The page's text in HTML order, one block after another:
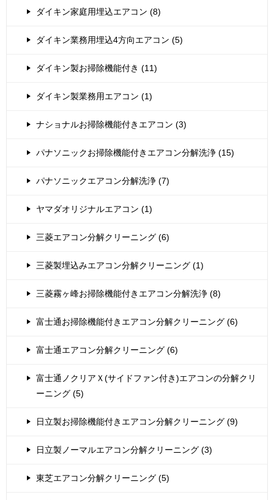
ダイキン家庭用埋込エアコン (8)
ダイキン業務用埋込4方向エアコン (5)
ダイキン製お掃除機能付き (11)
ダイキン製業務用エアコン (1)
ナショナルお掃除機能付きエアコン (3)
パナソニックお掃除機能付きエアコン分解洗浄 (15)
パナソニックエアコン分解洗浄 (7)
ヤマダオリジナルエアコン (1)
三菱エアコン分解クリーニング (6)
三菱製埋込みエアコン分解クリーニング (1)
三菱霧ヶ峰お掃除機能付きエアコン分解洗浄 (8)
富士通お掃除機能付きエアコン分解クリーニング (6)
富士通エアコン分解クリーニング (6)
富士通ノクリアＸ(サイドファン付き)エアコンの分解クリ
ーニング (5)
日立製お掃除機能付きエアコン分解クリーニング (9)
日立製ノーマルエアコン分解クリーニング (3)
東芝エアコン分解クリーニング (5)